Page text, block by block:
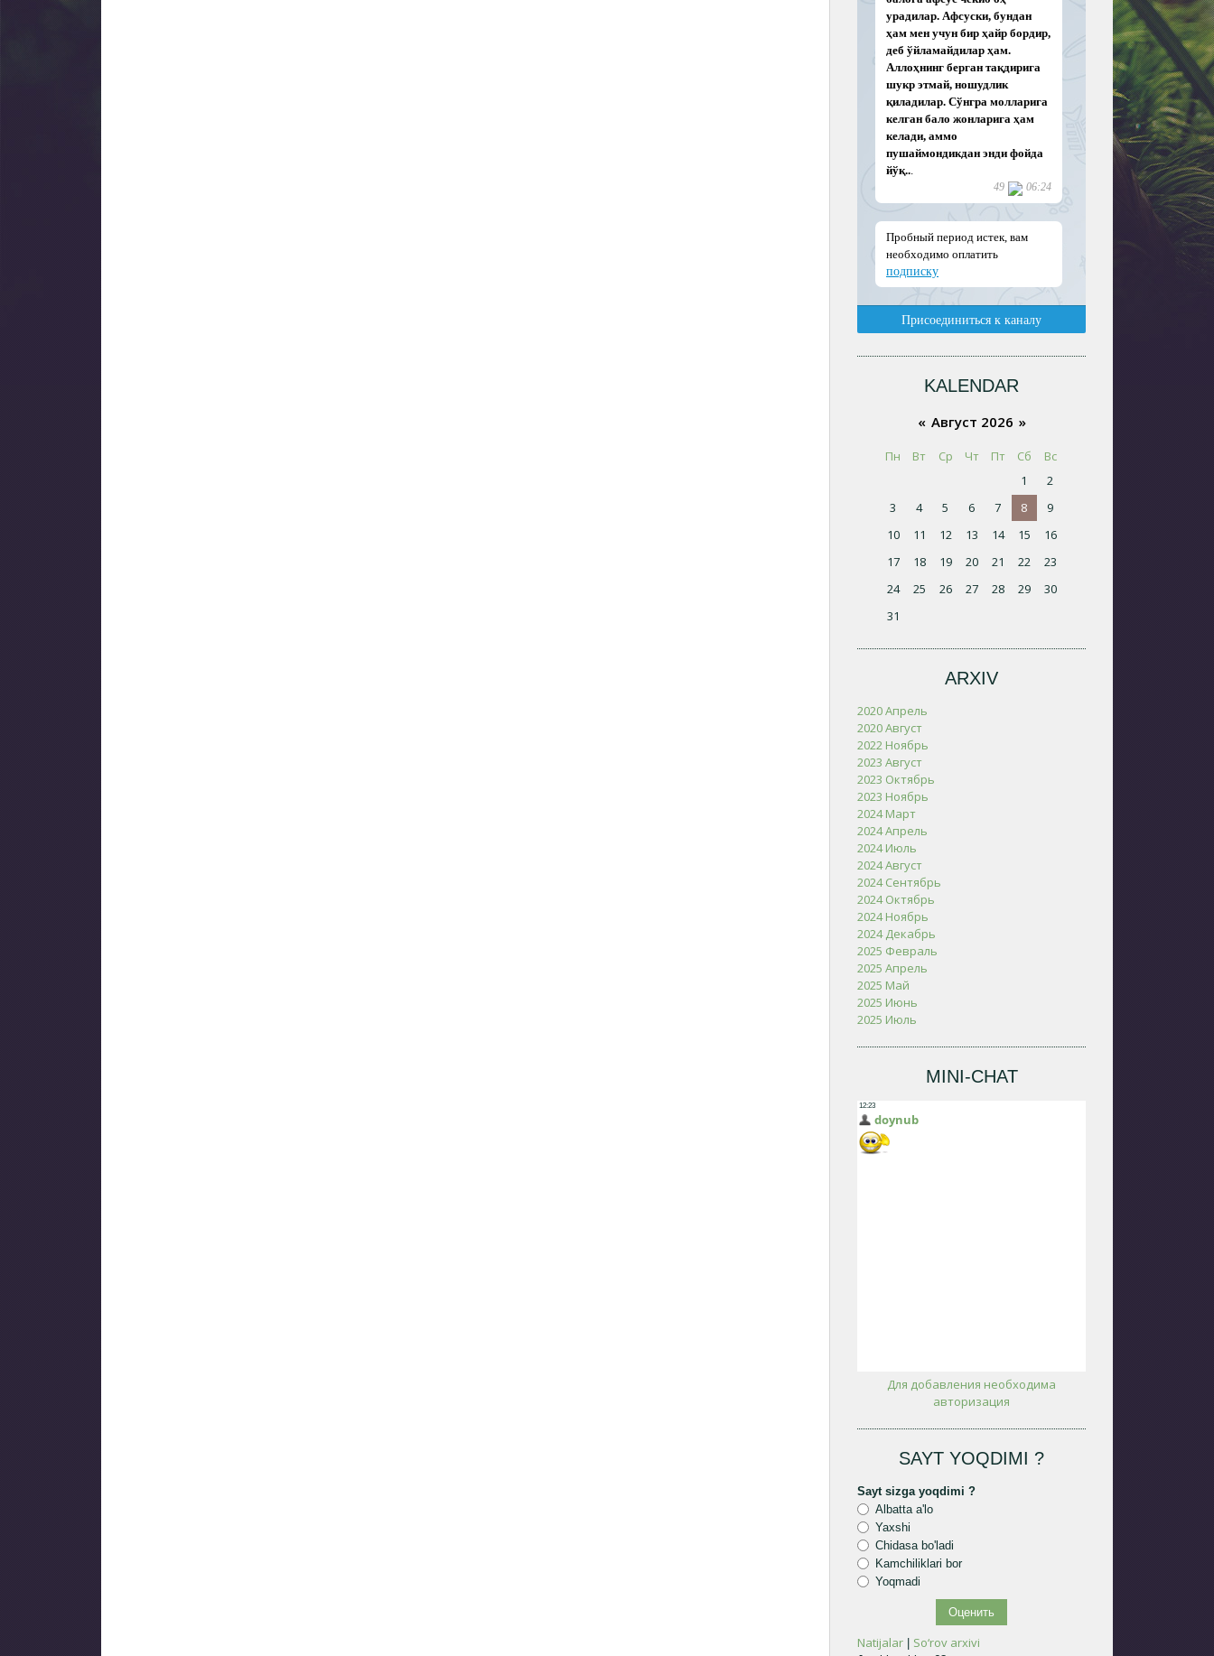
KALENDAR
« Август 2026 »
Пн Вт Ср Чт Пт Сб
Вс
1
2
3
4 5 6 7 8
9
10
11 12 13 14 15
16
17
18 19 20 21 22
23
24
25 26 27 28 29
30
31
ARXIV
2020 Апрель
2020 Август
2022 Ноябрь
2023 Август
2023 Октябрь
2023 Ноябрь
2024 Март
2024 Апрель
2024 Июль
2024 Август
2024 Сентябрь
2024 Октябрь
2024 Ноябрь
2024 Декабрь
2025 Февраль
2025 Апрель
2025 Май
2025 Июнь
2025 Июль
MINI-CHAT
Для добавления необходима
авторизация
SAYT YOQDIMI ?
Sayt sizga yoqdimi ?
Albatta a'lo
Yaxshi
Chidasa bo'ladi
Kamchiliklari bor
Yoqmadi
Natijalar So‘rov arxivi